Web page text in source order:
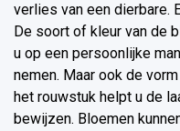
verlies van een dierbare.
De soort of kleur van de
u op een persoonlijke
nemen. Maar ook de
het rouwstuk helpt u de
bewijzen. Bloemen